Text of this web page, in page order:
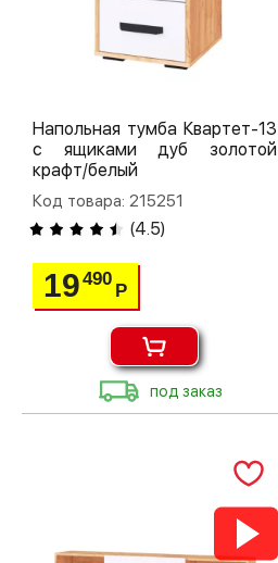
Напольная тумба Квартет-13
с ящиками дуб золотой
крафт/белый
Код товара: 215251
(4.5)
19490
Р
под заказ